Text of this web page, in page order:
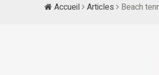
Accueil Articles Beach